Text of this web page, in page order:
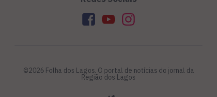
©2026 Folha dos Lagos. O portal de notícias do jornal da
Região dos Lagos